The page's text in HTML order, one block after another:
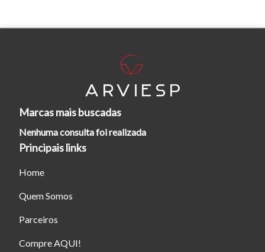
atalhos Ctrl+ (para aumentar) e Ctrl- (para diminuir) no seu
teclado.
Marcas mais buscadas
Nenhuma consulta foi realizada
Principais links
Home
Quem Somos
Parceiros
Compre AQUI!